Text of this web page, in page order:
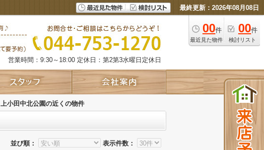
最終更新：2026年08月08日
00件
最近見た物件
00件
検討リスト
営業時間：9:30～18:00 定休日：第2第3水曜日定休日
上小田中北公園の近くの物件
並び順： 表示件数：